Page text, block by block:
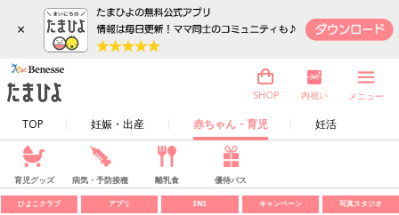
×
TOP 妊娠・出産 赤ちゃん・育児 妊活
SHOP 内祝い メニュー
育児グッズ 病気・予防接種 離乳食 優待パス
ひよこクラブ アプリ SNS キャンペーン 写真スタジオ